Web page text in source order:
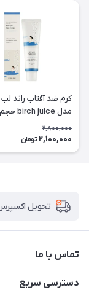
میلی لیتر
2,800,000
2,100,000 تومان
تحویل
تماس با ما
09172138137
دسترسی سریع